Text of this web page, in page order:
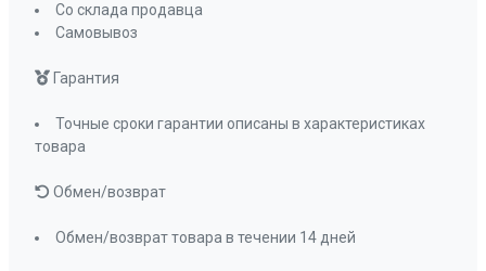
Со склада продавца
Самовывоз
Гарантия
Точные сроки гарантии описаны в характеристиках
товара
Обмен/возврат
Обмен/возврат товара в течении 14 дней